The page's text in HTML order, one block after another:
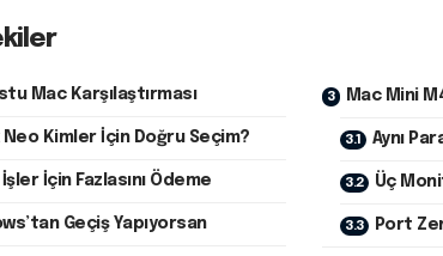
Mac Karşılaştırması
Neo Kimler İçin Doğru Seçim?
İçin Fazlasını Ödeme
Geçiş Yapıyorsan
Mac Mini
Aynı
Üç
Port